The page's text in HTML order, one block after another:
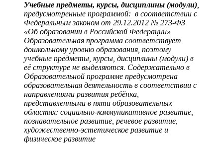
Учебные предметы, курсы, дисциплины (модули),
предусмотренные программой: в соответствии с
Федеральным законом от 29.12.2012 № 273-ФЗ
«Об образовании в Российской Федерации»
Образовательная программа соответствует
дошкольному уровню образования, поэтому
учебные предметы, курсы, дисциплины (модули) в
её структуре не выделяются. Содержательно в
Образовательной программе предусмотрена
образовательная деятельность в соответствии с
направлениями развития ребёнка,
представленными в пяти образовательных
областях: социально-коммуникативное развитие,
познавательное развитие, речевое развитие,
художественно-эстетическое развитие и
физическое развитие